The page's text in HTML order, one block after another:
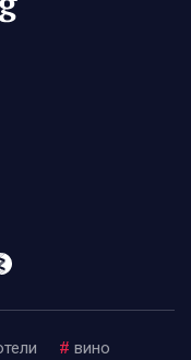
# вино